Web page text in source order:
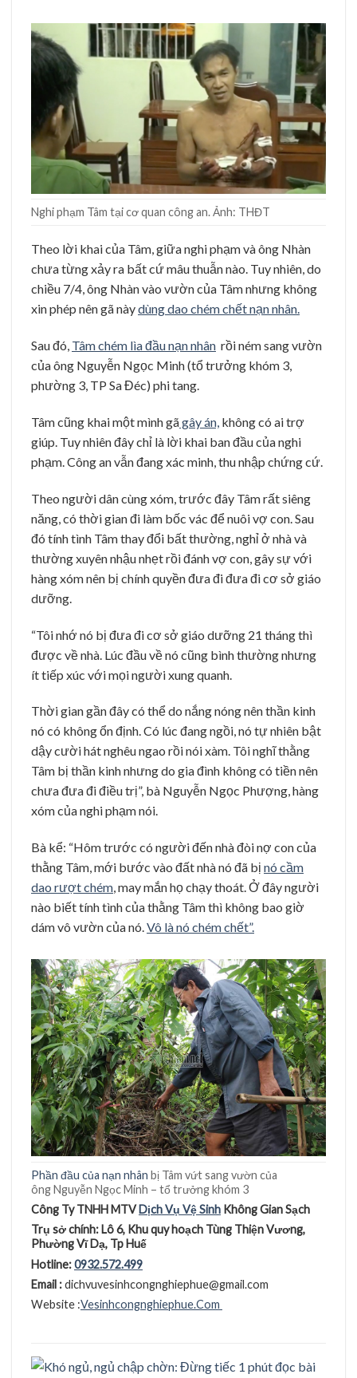
Nghi phạm Tâm tại cơ quan công an. Ảnh: THĐT
Theo lời khai của Tâm, giữa nghi phạm và ông Nhàn
chưa từng xảy ra bất cứ mâu thuẫn nào. Tuy nhiên, do
chiều 7/4, ông Nhàn vào vườn của Tâm nhưng không
xin phép nên gã nàydùng dao chém chết nạn nhân.
Sau đó, Tâm chém lìa đầu nạn nhân rồi ném sang vườn
của ông Nguyễn Ngọc Minh (tổ trưởng khóm 3,
phường 3, TP Sa Đéc) phi tang.
Tâm cũng khai một mình gãgây án, không có ai trợ
giúp. Tuy nhiên đây chỉ là lời khai ban đầu của nghi
phạm. Công an vẫn đang xác minh, thu nhập chứng cứ.
Theo người dân cùng xóm, trước đây Tâm rất siêng
năng, có thời gian đi làm bốc vác để nuôi vợ con. Sau
đó tính tình Tâm thay đổi bất thường, nghỉ ở nhà và
thường xuyên nhậu nhẹt rồi đánh vợ con, gây sự với
hàng xóm nên bị chính quyền đưa đi đưa đi cơ sở giáo
dưỡng.
“Tôi nhớ nó bị đưa đi cơ sở giáo dưỡng 21 tháng thì
được về nhà. Lúc đầu về nó cũng bình thường nhưng
ít tiếp xúc với mọi người xung quanh.
Thời gian gần đây có thể do nắng nóng nên thần kinh
nó có không ổn định. Có lúc đang ngồi, nó tự nhiên bật
dậy cười hát nghêu ngao rồi nói xàm. Tôi nghĩ thằng
Tâm bị thần kinh nhưng do gia đình không có tiền nên
chưa đưa đi điều trị”, bà Nguyễn Ngọc Phượng, hàng
xóm của nghi phạm nói.
Bà kể: “Hôm trước có người đến nhà đòi nợ con của
thằng Tâm, mới bước vào đất nhà nó đã bị nó cầm
dao rượt chém, may mắn họ chạy thoát. Ở đây người
nào biết tính tình của thằng Tâm thì không bao giờ
dám vô vườn của nó.Vô là nó chém chết”.
Phần đầu của nạn nhân bị Tâm vứt sang vườn của
ông Nguyễn Ngọc Minh – tổ trưởng khóm 3
Công Ty TNHH MTVDịch Vụ VệSinh Không Gian Sạch
Trụ sởchính: Lô 6, Khu quy hoạch Tùng Thiện Vương,
Phường VĩDạ, Tp Huê
Hotline:0932.572.499
Email :dichvuvesinhcongnghiephue@gmail.com
Website :Vesinhcongnghiephue.Com